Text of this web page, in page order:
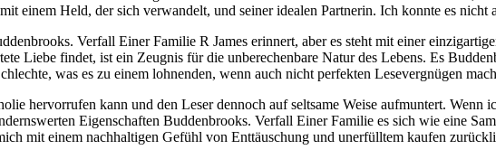
einem Held, der sich verwandelt, und seiner idealen Partnerin. Ich konnte es nicht
Verfall Einer Familie R James erinnert, aber es steht mit einer
Liebe findet, ist ein Zeugnis für die unberechenbare Natur des Lebens. Es
was es zu einem lohnenden, wenn auch nicht perfekten Lesevergnügen
hervorrufen kann und den Leser dennoch auf seltsame Weise aufmuntert.
Eigenschaften Buddenbrooks. Verfall Einer Familie es sich wie eine
mit einem nachhaltigen Gefühl von Enttäuschung und unerfülltem kaufen